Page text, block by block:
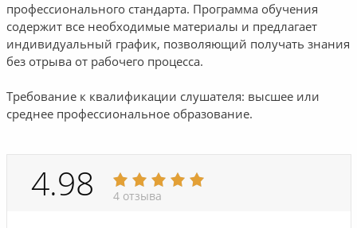
профессионального стандарта. Программа обучения
содержит все необходимые материалы и предлагает
индивидуальный график, позволяющий получать знания
без отрыва от рабочего процесса.
Требование к квалификации слушателя: высшее или
среднее профессиональное образование.
4.98 4 отзыва